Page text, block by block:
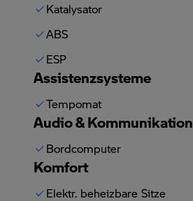
Katalysator
ABS
ESP
Assistenzsysteme
Tempomat
Audio & Kommunikation
Bordcomputer
Komfort
Elektr. beheizbare Sitze